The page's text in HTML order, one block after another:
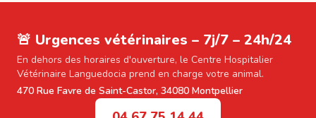
🚨 Urgences vétérinaires – 7j/7 – 24h/24
En dehors des horaires d'ouverture, le Centre Hospitalier
Vétérinaire Languedocia prend en charge votre animal.
470 Rue Favre de Saint-Castor, 34080 Montpellier